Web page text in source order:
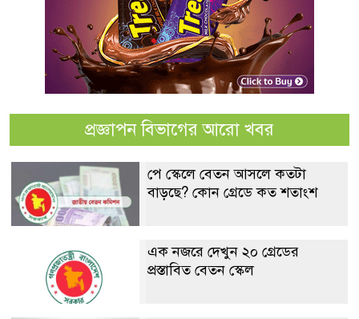
প্রজ্ঞাপন বিভাগের আরো খবর
পে স্কেলে বেতন আসলে কতটা
বাড়ছে? কোন গ্রেডে কত শতাংশ
এক নজরে দেখুন ২০ গ্রেডের
প্রস্তাবিত বেতন স্কেল